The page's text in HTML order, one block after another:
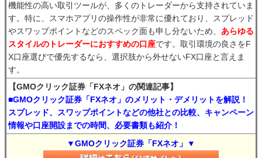
機能性の高い取引ツールが、多くのトレーダーから支持されていま
す。特に、スマホアプリの操作性が非常に優れており、スプレッド
やスワップポイントなどのスペック面も申し分ないため、 あらゆる
スタイルのトレーダーにおすすめの口座です。取引環境の良さをF
X口座選びで優先するなら、選択肢から外せないFX口座と言えま
す。
【GMOクリック証券「FXネオ」の関連記事】
■GMOクリック証券「FXネオ」のメリット・デメリットを解説！
スプレッド、スワップポイントなどの他社との比較、キャンペーン
情報や口座開設までの時間、必要書類も紹介！
▼GMOクリック証券「FXネオ」▼